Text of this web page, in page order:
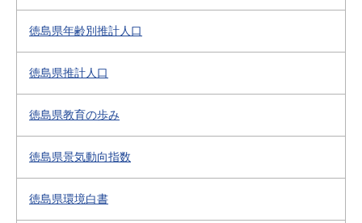
徳島県年齢別推計人口
徳島県推計人口
徳島県教育の歩み
徳島県景気動向指数
徳島県環境白書